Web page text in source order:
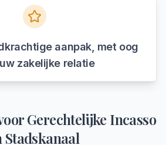
aanpak, met oog
zakelijke relatie
Gerechtelijke Incasso
Stadskanaal